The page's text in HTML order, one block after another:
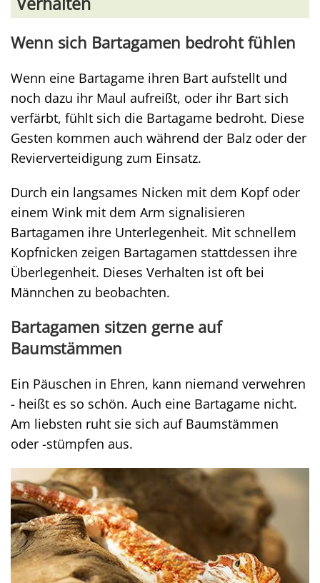
Wenn sich Bartagamen bedroht fühlen
Wenn eine Bartagame ihren Bart aufstellt und
noch dazu ihr Maul aufreißt, oder ihr Bart sich
verfärbt, fühlt sich die Bartagame bedroht. Diese
Gesten kommen auch während der Balz oder der
Revierverteidigung zum Einsatz.
Durch ein langsames Nicken mit dem Kopf oder
einem Wink mit dem Arm signalisieren
Bartagamen ihre Unterlegenheit. Mit schnellem
Kopfnicken zeigen Bartagamen stattdessen ihre
Überlegenheit. Dieses Verhalten ist oft bei
Männchen zu beobachten.
Bartagamen sitzen gerne auf
Baumstämmen
Ein Päuschen in Ehren, kann niemand verwehren
- heißt es so schön. Auch eine Bartagame nicht.
Am liebsten ruht sie sich auf Baumstämmen
oder -stümpfen aus.